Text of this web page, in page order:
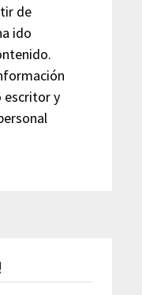
de
ido
escritor y